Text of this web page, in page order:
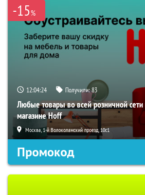
-15%
12:04:23 Получили:83
Любые товары во всей розничной сети
магазине Hoff
Москва, 1-й Волоколамский проезд, 10с1
Промокод